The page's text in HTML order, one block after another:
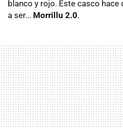
blanco y rojo. Este casco hace
a ser... Morrillu 2.0.